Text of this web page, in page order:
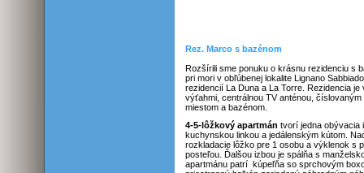
Rez. Marco s bazénom
Rozšírili sme ponuku o krásnu rezidenciu s
pri mori v obľúbenej lokalite Lignano
rezidencií La Duna a La Torre. Rezidencia je
výťahmi, centrálnou TV anténou,
miestom a bazénom.
4-5-lôžkový apartmán tvorí jedna obývacia
kuchynskou linkou a jedálenským kútom.
rozkladacie lôžko pre 1 osobu a výklenok s
posteľou. Ďalšou izbou je spálňa s
apartmánu patrí kúpeľňa so sprchovým